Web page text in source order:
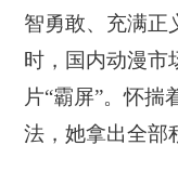
智勇敢、充满正
时，国内动漫市
片“霸屏”。怀揣
法，她拿出全部